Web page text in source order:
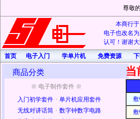
尊敬的
本商行
电子也改名
认可！谢谢
首页
电子入门 学单片机 免费资源
商品分类
※ 电子制作套件 ※
入门初学套件 · 单片机应用套件
无线对讲话筒 · 数字钟数字电路
当
敷
敷